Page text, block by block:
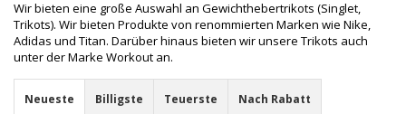
Wir bieten eine große Auswahl an Gewichthebertrikots (Singlet,
Trikots). Wir bieten Produkte von renommierten Marken wie Nike,
Adidas und Titan. Darüber hinaus bieten wir unsere Trikots auch
unter der Marke Workout an.
Neueste Billigste Teuerste Nach Rabatt